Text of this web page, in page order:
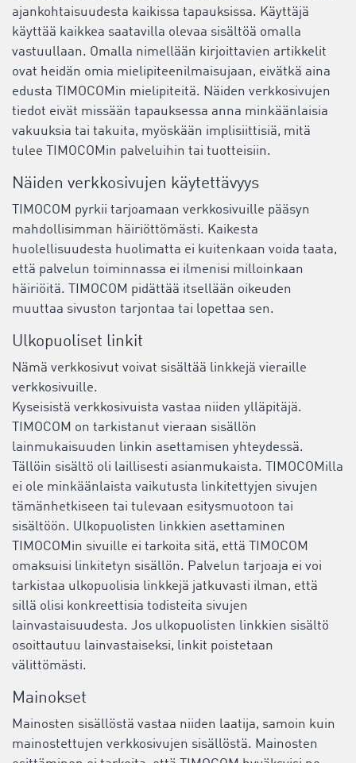
ajankohtaisuudesta kaikissa tapauksissa. Käyttäjä
käyttää kaikkea saatavilla olevaa sisältöä omalla
vastuullaan. Omalla nimellään kirjoittavien artikkelit
ovat heidän omia mielipiteenilmaisujaan, eivätkä aina
edusta TIMOCOMin mielipiteitä. Näiden verkkosivujen
tiedot eivät missään tapauksessa anna minkäänlaisia
vakuuksia tai takuita, myöskään implisiittisiä, mitä
tulee TIMOCOMin palveluihin tai tuotteisiin.
Näiden verkkosivujen käytettävyys
TIMOCOM pyrkii tarjoamaan verkkosivuille pääsyn
mahdollisimman häiriöttömästi. Kaikesta
huolellisuudesta huolimatta ei kuitenkaan voida taata,
että palvelun toiminnassa ei ilmenisi milloinkaan
häiriöitä. TIMOCOM pidättää itsellään oikeuden
muuttaa sivuston tarjontaa tai lopettaa sen.
Ulkopuoliset linkit
Nämä verkkosivut voivat sisältää linkkejä vieraille
verkkosivuille.
Kyseisistä verkkosivuista vastaa niiden ylläpitäjä.
TIMOCOM on tarkistanut vieraan sisällön
lainmukaisuuden linkin asettamisen yhteydessä.
Tällöin sisältö oli laillisesti asianmukaista. TIMOCOMilla
ei ole minkäänlaista vaikutusta linkitettyjen sivujen
tämänhetkiseen tai tulevaan esitysmuotoon tai
sisältöön. Ulkopuolisten linkkien asettaminen
TIMOCOMin sivuille ei tarkoita sitä, että TIMOCOM
omaksuisi linkitetyn sisällön. Palvelun tarjoaja ei voi
tarkistaa ulkopuolisia linkkejä jatkuvasti ilman, että
sillä olisi konkreettisia todisteita sivujen
lainvastaisuudesta. Jos ulkopuolisten linkkien sisältö
osoittautuu lainvastaiseksi, linkit poistetaan
välittömästi.
Mainokset
Mainosten sisällöstä vastaa niiden laatija, samoin kuin
mainostettujen verkkosivujen sisällöstä. Mainosten